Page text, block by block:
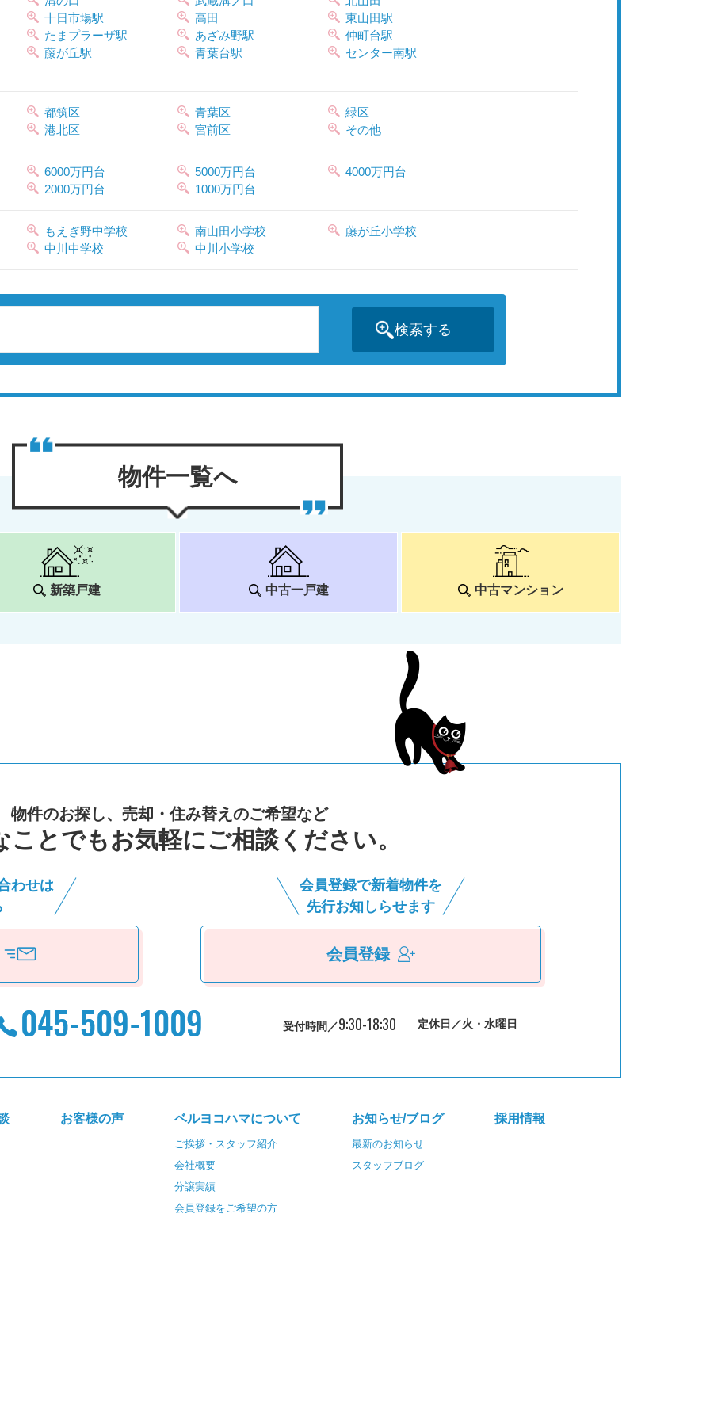
十日市場駅
高田
東山田駅
たまプラーザ駅
あざみ野駅
仲町台駅
藤が丘駅
青葉台駅 センター南駅
都筑区 青葉区
緑区
港北区
宮前区 その他
6000万円台 5000万円台
4000万円台
2000万円台
1000万円台
もえぎ野中学校 南山田小学校
藤が丘小学校
中川中学校
中川小学校
物件⼀覧へ
新築戸建 中古一戸建 中古マンション
物件のお探し、売却・住み替えのご希望など
ことでもお気軽にご相談ください。
わせは
会員登録で新着物件を
先⾏お知しらせます
会員登録
受付時間／9:30-18:30 定休日／火・水曜日
お客様の声 ベルヨコハマについて
ご挨拶・スタッフ紹介
会社概要
分譲実績
会員登録をご希望の方
お知らせ/ブログ
最新のお知らせ
スタッフブログ
採⽤情報